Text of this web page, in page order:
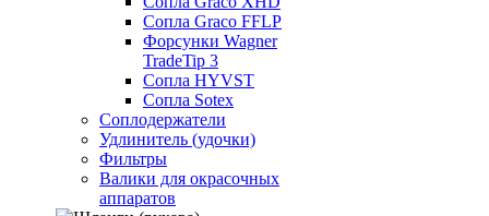
Сопла Graco FFLP
Форсунки Wagner
TradeTip 3
Сопла HYVST
Сопла Sotex
Соплодержатели
Удлинитель (удочки)
Фильтры
Валики для окрасочных
аппаратов